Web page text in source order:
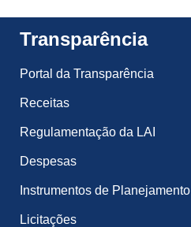
Transparência
Portal da Transparência
Receitas
Regulamentação da LAI
Despesas
Instrumentos de Planejamento
Licitações